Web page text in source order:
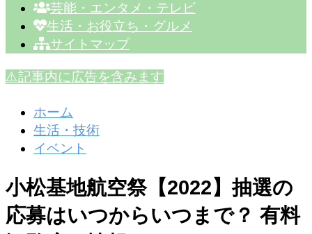
芸能・エンタメ・テレビ
生活・お役立ち・グルメ
サイトマップ
⚠️記事内に広告を含みます
ホーム
生活・技術
イベント
小松基地航空祭【2022】抽選の
応募はいつからいつまで？ 有料